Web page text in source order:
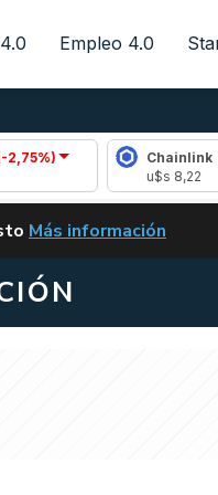
Empleo 4.0
Chainlink (0,43%)
VUELVE EL CARRY
Más información